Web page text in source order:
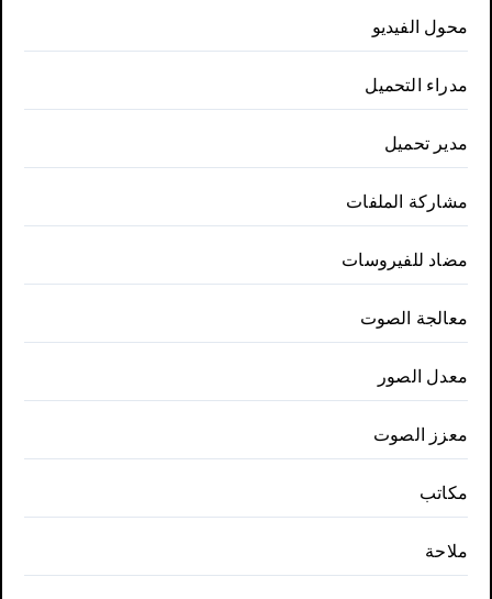
محول الفيديو
مدراء التحميل
مدير تحميل
مشاركة الملفات
مضاد للفيروسات
معالجة الصوت
معدل الصور
معزز الصوت
مكاتب
ملاحة